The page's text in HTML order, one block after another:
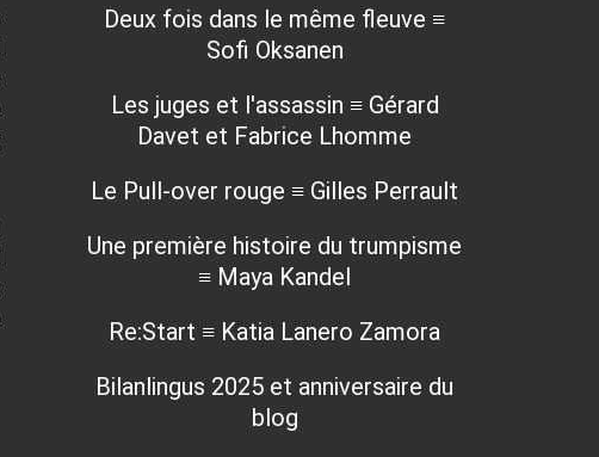
Deux fois dans le même fleuve ≡
Sofi Oksanen
Les juges et l'assassin ≡ Gérard
Davet et Fabrice Lhomme
Le Pull-over rouge ≡ Gilles Perrault
Une première histoire du trumpisme
≡ Maya Kandel
Re:Start ≡ Katia Lanero Zamora
Bilanlingus 2025 et anniversaire du
blog